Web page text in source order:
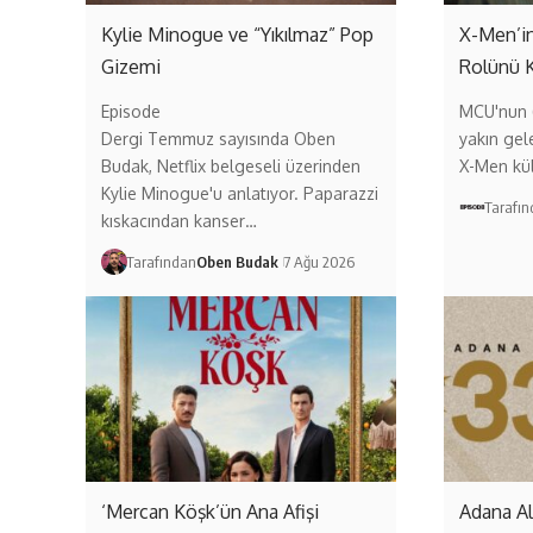
Kylie Minogue ve “Yıkılmaz” Pop
Gizemi
Episode
Dergi Temmuz sayısında Oben
Budak, Netflix belgeseli üzerinden
Kylie Minogue'u anlatıyor. Paparazzi
kıskacından kanser…
TarafındanOben Budak 7 Ağu 2026
X-
Rolünü
yakın
X-Men
‘Mercan Köşk’ün Ana Afişi
Adana